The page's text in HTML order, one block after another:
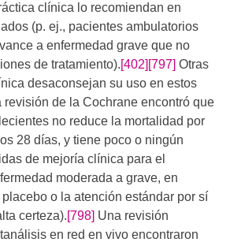
clínica lo recomiendan en
(p. ej., pacientes ambulatorios
a enfermedad grave que no
de tratamiento).[402] [797] ​​​​​​​ Otras
desaconsejan su uso en estos
revisión de la Cochrane encontró que
no reduce la mortalidad por
28 días, y tiene poco o ningún
de mejoría clínica para el
moderada a grave, en
o la atención estándar por sí
certeza).[798] Una revisión
en red en vivo encontraron